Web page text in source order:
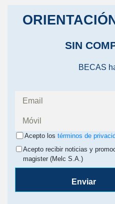
SIN
BECAS
Acepto los términos de
Acepto recibir noticias y
magister (Melc S.A.)
Enviar